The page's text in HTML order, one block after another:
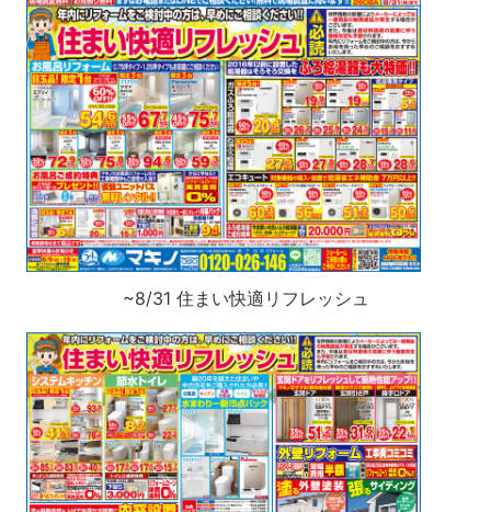
~8/31 住まい快適リフレッシュ